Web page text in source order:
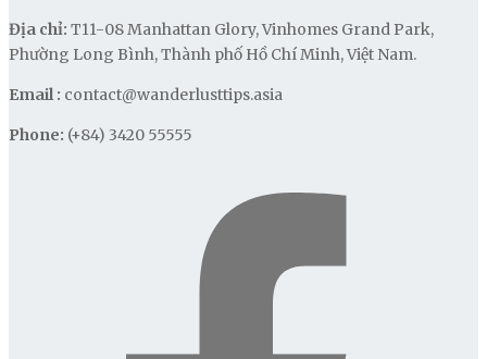
Địa chỉ: T11-08 Manhattan Glory, Vinhomes Grand Park,
Phường Long Bình, Thành phố Hồ Chí Minh, Việt Nam.
Email : contact@wanderlusttips.asia
Phone: (+84) 3420 55555